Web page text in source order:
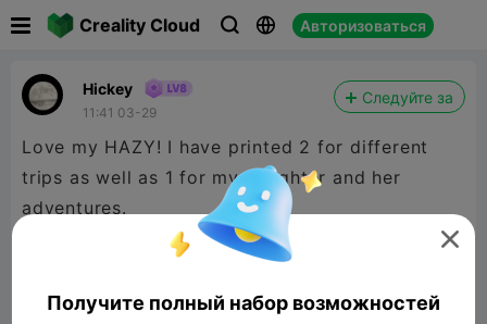
Creality Cloud   Авторизоваться
Hickey
11:41 03-29
Следуйте за
Love my HAZY! I have printed 2 for different
trips as well as 1 for my daughter and her
adventures.

Получите полный набор возможностей